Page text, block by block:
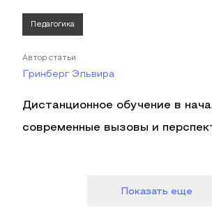
Педагогика
Автор статьи
Гринберг Эльвира
Дистанционное обучение в
современные вызовы и
Показать еще